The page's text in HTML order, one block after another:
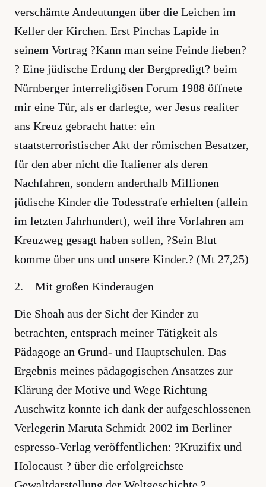
verschämte Andeutungen über die Leichen im
Keller der Kirchen. Erst Pinchas Lapide in
seinem Vortrag ?Kann man seine Feinde lieben?
? Eine jüdische Erdung der Bergpredigt? beim
Nürnberger interreligiösen Forum 1988 öffnete
mir eine Tür, als er darlegte, wer Jesus realiter
ans Kreuz gebracht hatte: ein
staatsterroristischer Akt der römischen Besatzer,
für den aber nicht die Italiener als deren
Nachfahren, sondern anderthalb Millionen
jüdische Kinder die Todesstrafe erhielten (allein
im letzten Jahrhundert), weil ihre Vorfahren am
Kreuzweg gesagt haben sollen, ?Sein Blut
komme über uns und unsere Kinder.? (Mt 27,25)
2. Mit großen Kinderaugen
Die Shoah aus der Sicht der Kinder zu
betrachten, entsprach meiner Tätigkeit als
Pädagoge an Grund- und Hauptschulen. Das
Ergebnis meines pädagogischen Ansatzes zur
Klärung der Motive und Wege Richtung
Auschwitz konnte ich dank der aufgeschlossenen
Verlegerin Maruta Schmidt 2002 im Berliner
espresso-Verlag veröffentlichen: ?Kruzifix und
Holocaust ? über die erfolgreichste